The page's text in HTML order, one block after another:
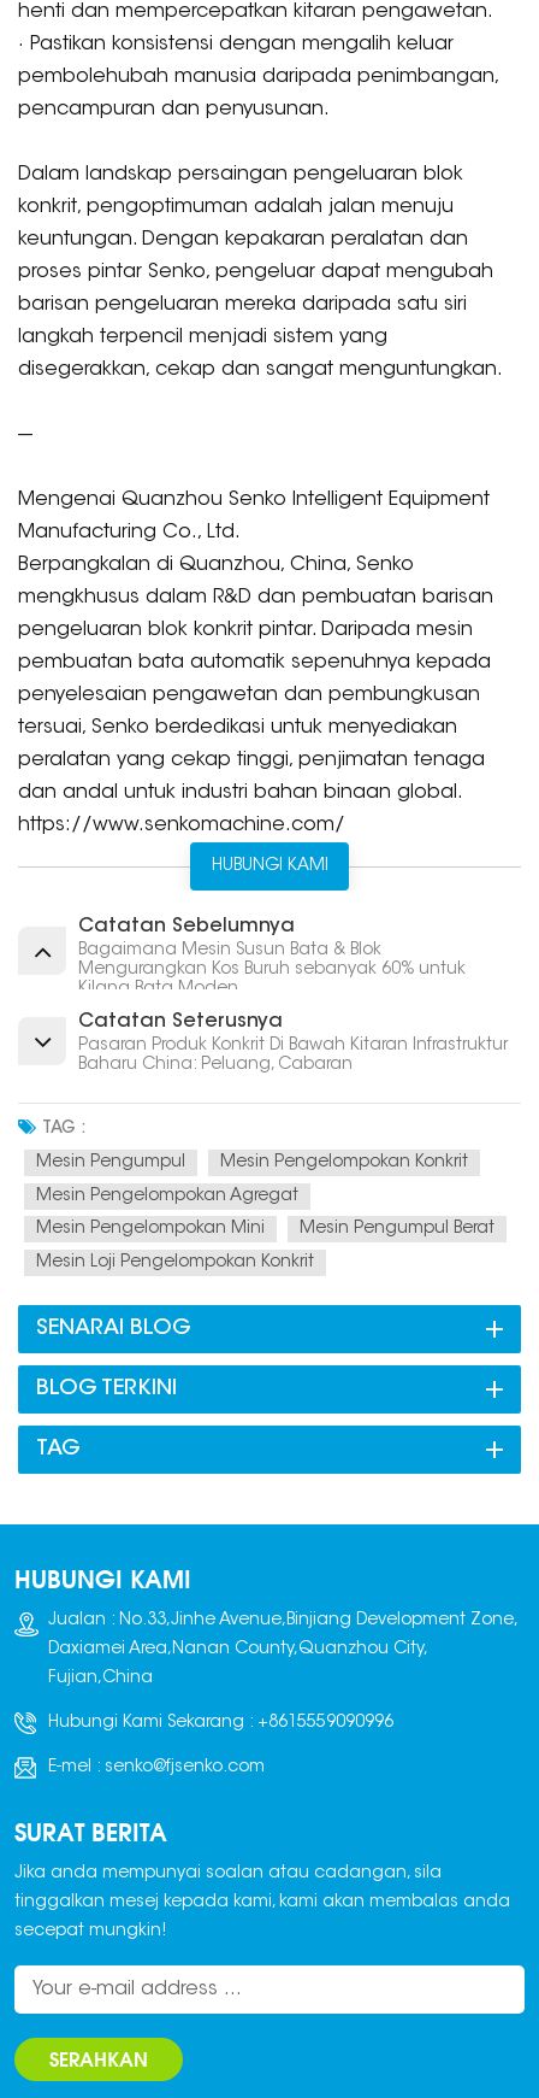
henti dan mempercepatkan kitaran pengawetan.
· Pastikan konsistensi dengan mengalih keluar
pembolehubah manusia daripada penimbangan,
pencampuran dan penyusunan.
Dalam landskap persaingan pengeluaran blok
konkrit, pengoptimuman adalah jalan menuju
keuntungan. Dengan kepakaran peralatan dan
proses pintar Senko, pengeluar dapat mengubah
barisan pengeluaran mereka daripada satu siri
langkah terpencil menjadi sistem yang
disegerakkan, cekap dan sangat menguntungkan.
---
Mengenai Quanzhou Senko Intelligent Equipment
Manufacturing Co., Ltd.
Berpangkalan di Quanzhou, China, Senko
mengkhusus dalam R&D dan pembuatan barisan
pengeluaran blok konkrit pintar. Daripada mesin
pembuatan bata automatik sepenuhnya kepada
penyelesaian pengawetan dan pembungkusan
tersuai, Senko berdedikasi untuk menyediakan
peralatan yang cekap tinggi, penjimatan tenaga
dan andal untuk industri bahan binaan global.
https://www.senkomachine.com/
HUBUNGI KAMI
Catatan Sebelumnya
Bagaimana Mesin Susun Bata & Blok
Mengurangkan Kos Buruh sebanyak 60% untuk
Kilang Bata Moden
Catatan Seterusnya
Pasaran Produk Konkrit Di Bawah Kitaran Infrastruktur
Baharu China: Peluang, Cabaran
TAG :
Mesin Pengumpul
Mesin Pengelompokan Konkrit
Mesin Pengelompokan Agregat
Mesin Pengelompokan Mini
Mesin Pengumpul Berat
Mesin Loji Pengelompokan Konkrit
SENARAI BLOG
BLOG TERKINI
TAG
HUBUNGI KAMI
Jualan : No.33,Jinhe Avenue,Binjiang Development Zone,
Daxiamei Area,Nanan County,Quanzhou City,
Fujian,China
Hubungi Kami Sekarang : +8615559090996
E-mel : senko@fjsenko.com
SURAT BERITA
Jika anda mempunyai soalan atau cadangan, sila
tinggalkan mesej kepada kami, kami akan membalas anda
secepat mungkin!
SERAHKAN